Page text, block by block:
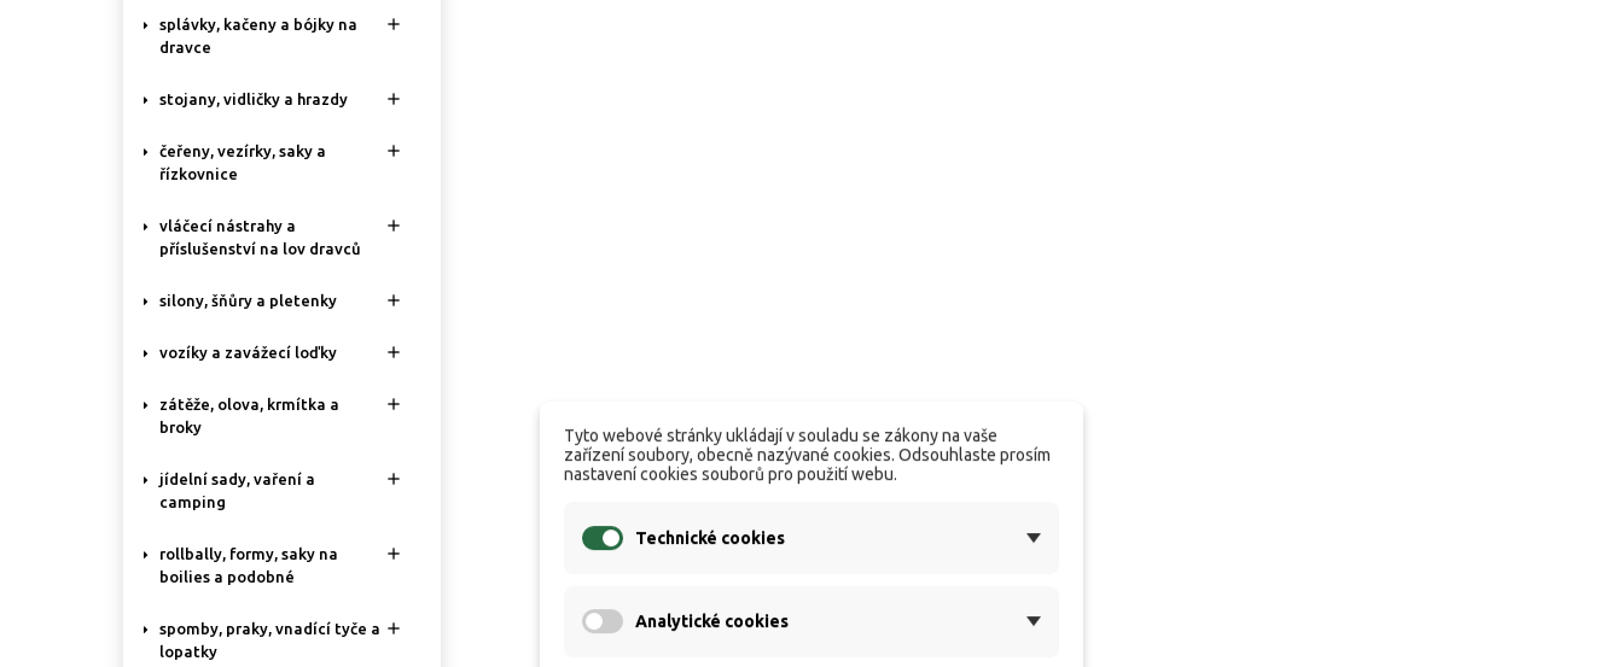
splávky, kačeny a bójky na
dravce

stojany, vidličky a hrazdy 
čeřeny, vezírky, saky a
řízkovnice

vláčecí nástrahy a
příslušenství na lov dravců

silony, šňůry a pletenky 
vozíky a zavážecí loďky 
zátěže, olova, krmítka a
broky

jídelní sady, vaření a
camping

rollbally, formy, saky na
boilies a podobné

spomby, praky, vnadící tyče a
lopatky

Tyto webové stránky ukládají v souladu se zákony na vaše
zařízení soubory, obecně nazývané cookies. Odsouhlaste prosím
nastavení cookies souborů pro použití webu.
Technické cookies
Analytické cookies